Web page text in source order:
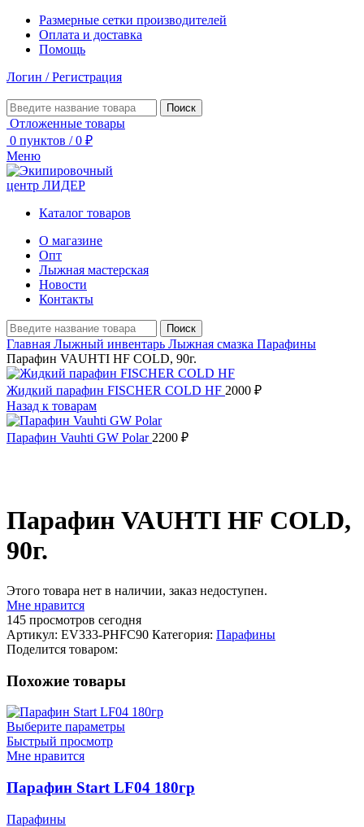
Размерные сетки производителей
Оплата и доставка
Помощь
Логин / Регистрация
Поиск
Отложенные товары
0 пунктов / 0 ₽
Меню
Каталог товаров
О магазине
Опт
Лыжная мастерская
Новости
Контакты
Поиск
Главная Лыжный инвентарь Лыжная смазка Парафины
Парафин VAUHTI HF COLD, 90г.
Жидкий парафин FISCHER COLD HF 2000 ₽
Назад к товарам
Парафин Vauhti GW Polar 2200 ₽
Парафин VAUHTI HF COLD,
90г.
Этого товара нет в наличии, заказ недоступен.
Мне нравится
145 просмотров сегодня
Артикул: EV333-PHFC90 Категория: Парафины
Поделится товаром:
Похожие товары
Выберите параметры
Быстрый просмотр
Мне нравится
Парафин Start LF04 180гр
Парафины